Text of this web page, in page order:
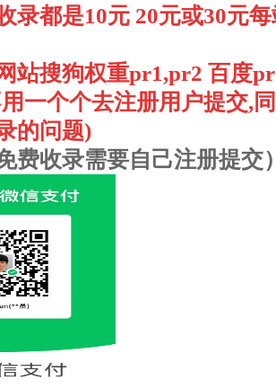
录都是10元 20元或30元
站搜狗权重pr1,pr2 百度
一个个去注册用户提交,
的问题)
费收录需要自己注册提交